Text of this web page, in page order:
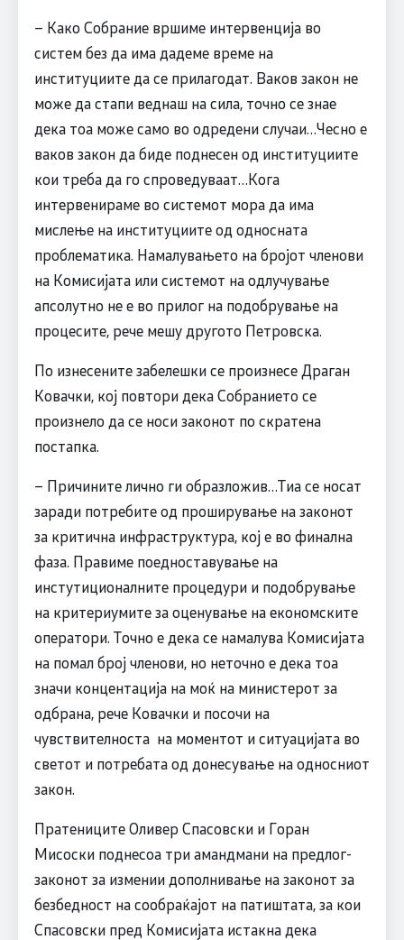
– Како Собрание вршиме интервенција во
систем без да има дадеме време на
институциите да се прилагодат. Ваков закон не
може да стапи веднаш на сила, точно се знае
дека тоа може само во одредени случаи…Чесно е
ваков закон да биде поднесен од институциите
кои треба да го спроведуваат…Кога
интервенираме во системот мора да има
мислење на институциите од односната
проблематика. Намалувањето на бројот членови
на Комисијата или системот на одлучување
апсолутно не е во прилог на подобрување на
процесите, рече мешу другото Петровска.
По изнесените забелешки се произнесе Драган
Ковачки, кој повтори дека Собранието се
произнело да се носи законот по скратена
постапка.
– Причините лично ги образложив…Тиа се носат
заради потребите од проширување на законот
за критична инфраструктура, кој е во финална
фаза. Правиме поедноставување на
инстутиционалните процедури и подобрување
на критериумите за оценување на економските
оператори. Точно е дека се намалува Комисијата
на помал број членови, но неточно е дека тоа
значи концентација на моќ на министерот за
одбрана, рече Ковачки и посочи на
чувствителноста на моментот и ситуацијата во
светот и потребата од донесување на односниот
закон.
Пратениците Оливер Спасовски и Горан
Мисоски поднесоа три амандмани на предлог-
законот за измении дополнивање на законот за
безбедност на сообраќајот на патиштата, за кои
Спасовски пред Комисијата истакна дека